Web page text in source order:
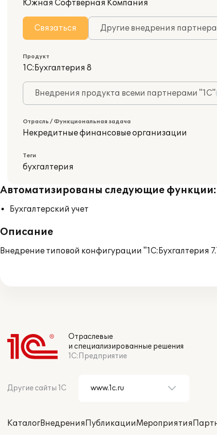
Южная Софтверная Компания
Связаться Другие внедрения партнера
Продукт
1С:Бухгалтерия 8
Внедрения продукта всеми партнерами "1С"
Отрасль / Функциональная задача
Некредитные финансовые организации
Теги
бухгалтерия
Автоматизированы следующие функции:
Бухгалтерский учет
Описание
Внедрение типовой конфигурации "1С:Бухгалтерия
Отраслевые
и специализированные решения
1С:Предприятие
Другие сайты 1С
КаталогВнедренияПубликацииМероприятия